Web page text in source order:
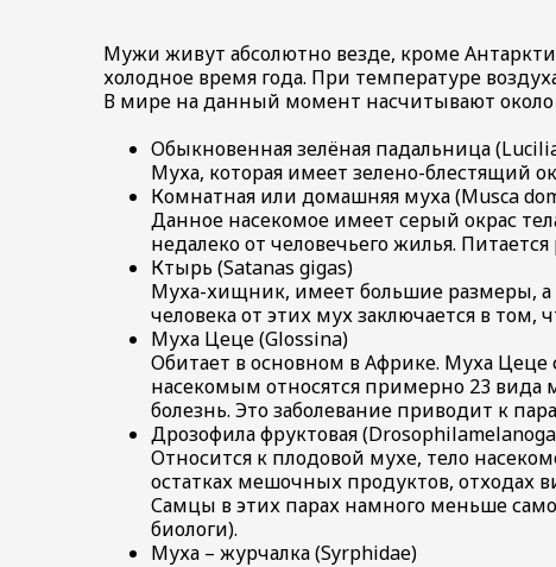
Мужи живут абсолютно везде, кроме
холодное время года. При температуре
В мире на данный момент насчитывают
Обыкновенная зелёная падальница
Муха, которая имеет зелено-блестящий
Комнатная или домашняя муха (Musca
Данное насекомое имеет серый окрас
недалеко от человечьего жилья.
Ктырь (Satanas gigas)
Муха-хищник, имеет большие размеры, а
человека от этих мух заключается в
Муха Цеце (Glossina)
Обитает в основном в Африке. Муха Цеце
насекомым относятся примерно 23 вида
болезнь. Это заболевание приводит к
Дрозофила фруктовая
Относится к плодовой мухе, тело
остатках мешочных продуктов, отходах
Самцы в этих парах намного меньше
биологи).
Муха – журчалка (Syrphidae)